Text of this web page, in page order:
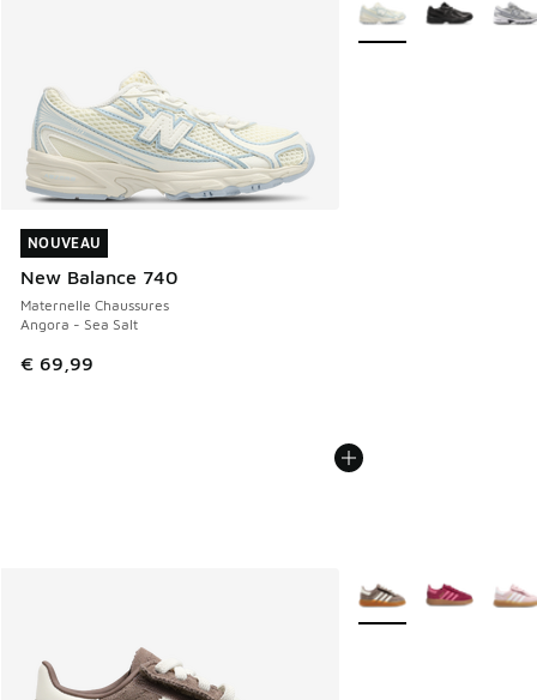
NOUVEAU
New Balance 740
Maternelle Chaussures
Angora - Sea Salt
€ 69,99
NOUVEAU
Plus de couleurs